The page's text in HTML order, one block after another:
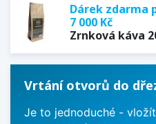
Dárek zdarma
7 000 Kč
Zrnková káva
Vrtání otvorů do
Je to jednoduché -